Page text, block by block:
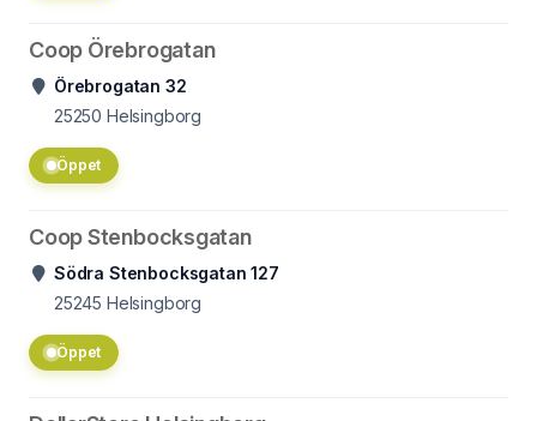
Coop Örebrogatan
Örebrogatan 32
25250 Helsingborg
Öppet
Coop Stenbocksgatan
Södra Stenbocksgatan 127
25245 Helsingborg
Öppet